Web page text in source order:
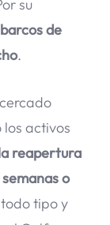
su
de
.
los activos
reapertura
o
tipo y